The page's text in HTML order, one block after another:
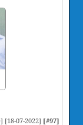
[18-07-2022] [#97]